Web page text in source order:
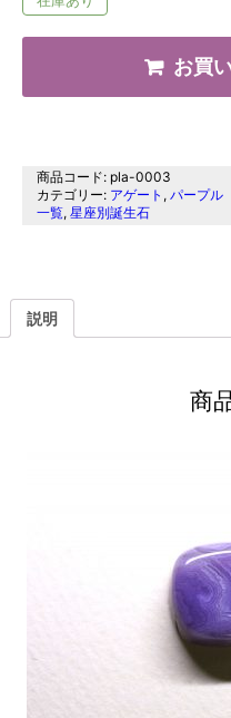
お買
商品コード: pla-0003
カテゴリー: アゲート ,パープ
一覧,星座別誕生石
説明
商